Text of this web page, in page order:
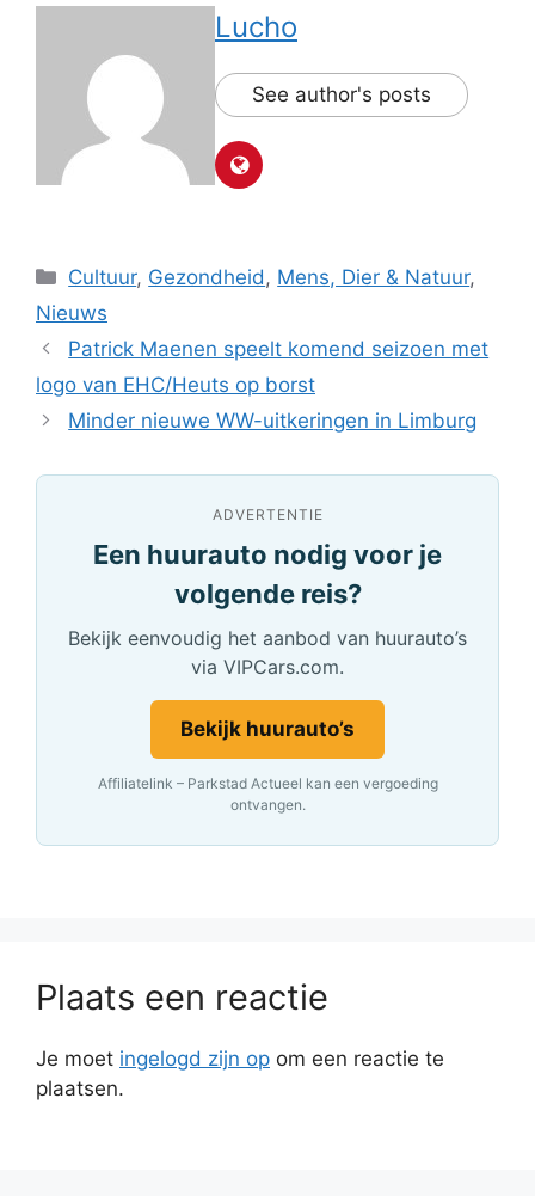
Lucho
See author's posts
Categorieën
Cultuur, Gezondheid , Mens, Dier & Natuur,
Nieuws
Patrick Maenen speelt komend seizoen met
logo van EHC/Heuts op borst
Minder nieuwe WW-uitkeringen in Limburg
ADVERTENTIE
Een huurauto nodig voor je
volgende reis?
Bekijk eenvoudig het aanbod van huurauto’s
via VIPCars.com.
Bekijk huurauto’s
Affiliatelink – Parkstad Actueel kan een vergoeding
ontvangen.
Plaats een reactie
Je moet ingelogd zijn op om een reactie te
plaatsen.